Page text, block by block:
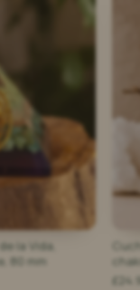
la Vida,
80 mm